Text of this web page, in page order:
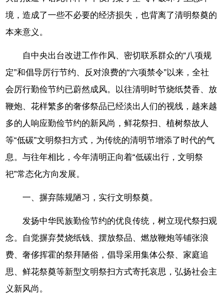
境，造成了一些不必要的经济损失，也背离了清明祭奠的
本来意义。
自中央出台改进工作作风、密切联系群众的“八项规
定”和倡导厉行节约、反对浪费的“六项禁令”以来，全社
会厉行勤俭节约已蔚然成风。以往清明时节烧纸焚香、放
鞭炮、花样繁多的奢侈祭品已经淡出人们的视线，越来越
多的人响应勤俭节约的新风尚，鲜花祭扫、植树祭故人
等“低碳”文明祭扫方式，为传统的清明节增添了时代的气
息。与往年相比，今年清明正向着“低碳出行，文明祭
祀”常态化方向发展。
一、摒弃陈规陋习，实行文明祭奠。
发扬中华民族勤俭节约的优良传统，树立现代祭扫观
念。自觉摒弃焚烧纸钱、摆放祭品、燃放鞭炮等铺张浪
费、奢侈挥霍的祭拜陋俗，倡导采用集体公祭、家庭追
思、鲜花祭奠等新型文明祭扫方式寄托哀思，弘扬社会主
义新风尚。